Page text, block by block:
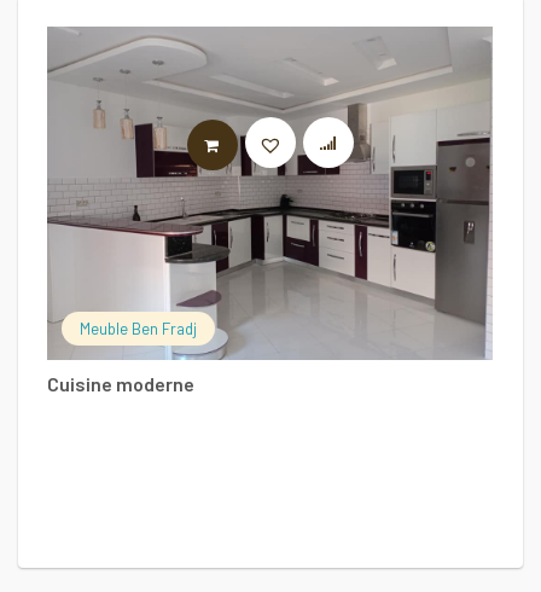
Meuble Ben Fradj
Cuisine moderne
LIRE LA SUITE